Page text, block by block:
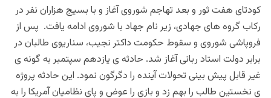
کودتای هفت ثور و بعد تهاجم شوروی آغاز و با بسیج هزاران نفر در
رکاب گروه های جهادی، زیر نام جهاد با شوروی ادامه یافت. پس از
فروپاشی شوروی و سقوط حکومت داکتر نجیب، سناریوی طالبان در
برابر دولت استاد ربانی آغاز شد. حادثه ی یازدهم سپتمبر به گونه ی
غیر قابل پیش بینی تحولات آینده را دگرگون نمود. این حادثه پروژه
ی نخستین طالب را بهم زد و بازی را عوض و پای نظامیان آمریکا را به